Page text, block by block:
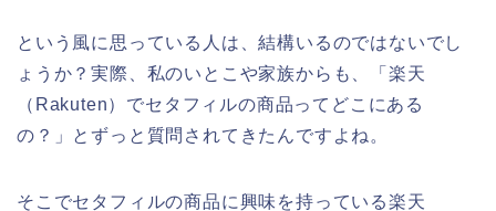
という風に思っている人は、結構いるのではないでし
ょうか？実際、私のいとこや家族からも、「楽天
（Rakuten）でセタフィルの商品ってどこにある
の？」とずっと質問されてきたんですよね。
そこでセタフィルの商品に興味を持っている楽天